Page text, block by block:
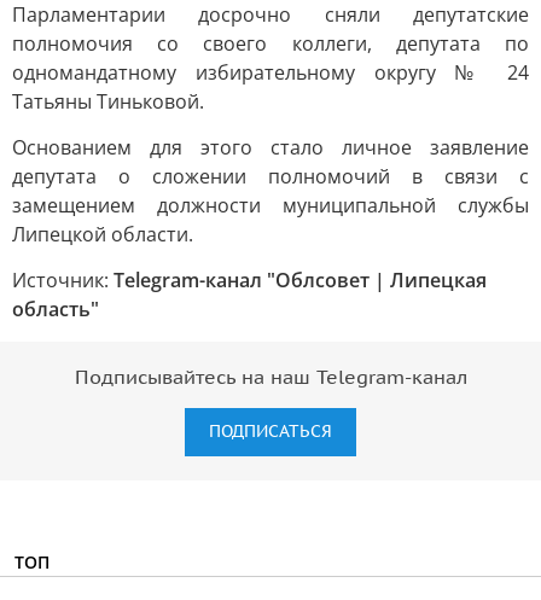
Парламентарии досрочно сняли депутатские
полномочия со своего коллеги, депутата по
одномандатному избирательному округу № 24
Татьяны Тиньковой.
Основанием для этого стало личное заявление
депутата о сложении полномочий в связи с
замещением должности муниципальной службы
Липецкой области.
Источник: Telegram-канал "Облсовет | Липецкая
область"
Подписывайтесь на наш Telegram-канал
ПОДПИСАТЬСЯ
ТОП